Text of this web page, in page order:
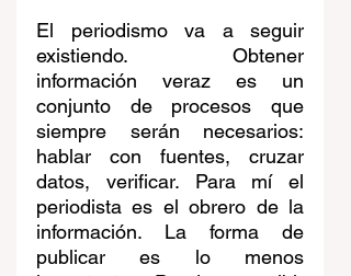
El periodismo va a seguir
existiendo. Obtener
información veraz es un
conjunto de procesos que
siempre serán necesarios:
hablar con fuentes, cruzar
datos, verificar. Para mí el
periodista es el obrero de la
información. La forma de
publicar es lo menos